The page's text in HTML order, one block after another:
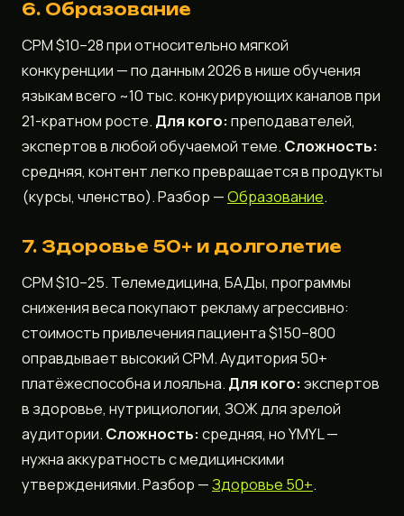
6. Образование
CPM $10–28 при относительно мягкой
конкуренции — по данным 2026 в нише обучения
языкам всего ~10 тыс. конкурирующих каналов при
21-кратном росте. Для кого:преподавателей,
экспертов в любой обучаемой теме. Сложность:
средняя, контент легко превращается в продукты
(курсы, членство). Разбор —Образование.
7. Здоровье 50+ и долголетие
CPM $10–25. Телемедицина, БАДы, программы
снижения веса покупают рекламу агрессивно:
стоимость привлечения пациента $150–800
оправдывает высокий CPM. Аудитория 50+
платёжеспособна и лояльна. Для кого:экспертов
в здоровье, нутрициологии, ЗОЖ для зрелой
аудитории. Сложность:средняя, но YMYL —
нужна аккуратность с медицинскими
утверждениями. Разбор —Здоровье 50+.